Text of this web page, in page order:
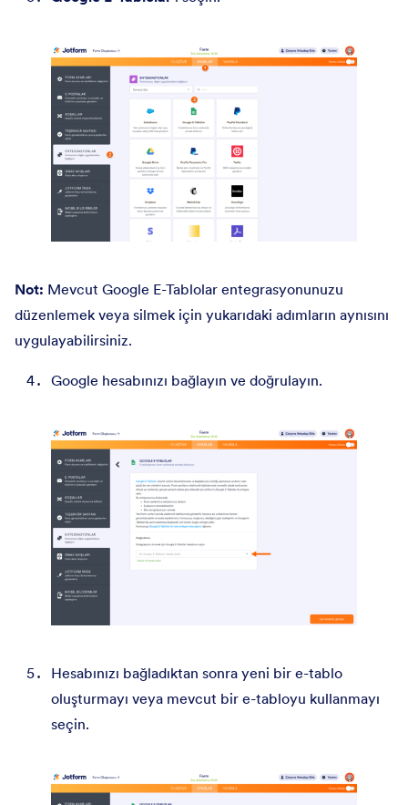
Not: Mevcut Google E-Tablolar entegrasyonunuzu
düzenlemek veya silmek için yukarıdaki adımların aynısını
uygulayabilirsiniz.
Google hesabınızı bağlayın ve doğrulayın.
Hesabınızı bağladıktan sonra yeni bir e-tablo
oluşturmayı veya mevcut bir e-tabloyu kullanmayı
seçin.